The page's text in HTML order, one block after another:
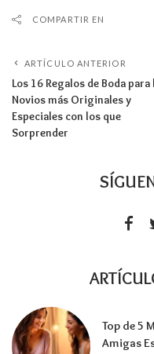
COMPARTIR EN
ARTÍCULO ANTERIOR
Los 16 Regalos de Boda para
Novios más Originales y
Especiales con los que
Sorprender
Top de 5
Amigas